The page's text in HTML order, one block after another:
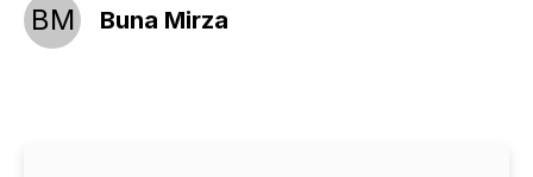
BM Buna Mirza